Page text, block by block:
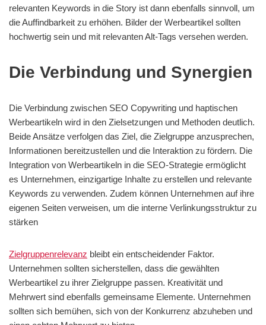
relevanten Keywords in die Story ist dann ebenfalls sinnvoll, um
die Auffindbarkeit zu erhöhen. Bilder der Werbeartikel sollten
hochwertig sein und mit relevanten Alt-Tags versehen werden.
Die Verbindung und Synergien
Die Verbindung zwischen SEO Copywriting und haptischen
Werbeartikeln wird in den Zielsetzungen und Methoden deutlich.
Beide Ansätze verfolgen das Ziel, die Zielgruppe anzusprechen,
Informationen bereitzustellen und die Interaktion zu fördern. Die
Integration von Werbeartikeln in die SEO-Strategie ermöglicht
es Unternehmen, einzigartige Inhalte zu erstellen und relevante
Keywords zu verwenden. Zudem können Unternehmen auf ihre
eigenen Seiten verweisen, um die interne Verlinkungsstruktur zu
stärken
Zielgruppenrelevanz bleibt ein entscheidender Faktor.
Unternehmen sollten sicherstellen, dass die gewählten
Werbeartikel zu ihrer Zielgruppe passen. Kreativität und
Mehrwert sind ebenfalls gemeinsame Elemente. Unternehmen
sollten sich bemühen, sich von der Konkurrenz abzuheben und